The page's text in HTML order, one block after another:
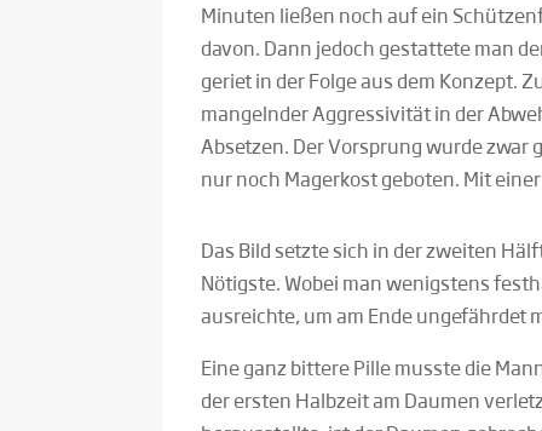
Minuten ließen noch auf ein
davon. Dann jedoch gestattete man
geriet in der Folge aus dem Konzept.
mangelnder Aggressivität in der
Absetzen. Der Vorsprung wurde
nur noch Magerkost geboten. Mit
Das Bild setzte sich in der zweiten
Nötigste. Wobei man wenigstens
ausreichte, um am Ende ungefährdet
Eine ganz bittere Pille musste die
der ersten Halbzeit am Daumen